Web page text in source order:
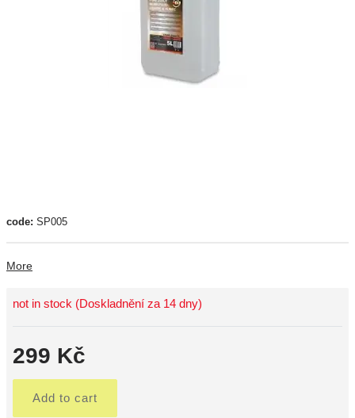
code: SP005
More
not in stock (Doskladnění za 14 dny)
299 Kč
Add to cart